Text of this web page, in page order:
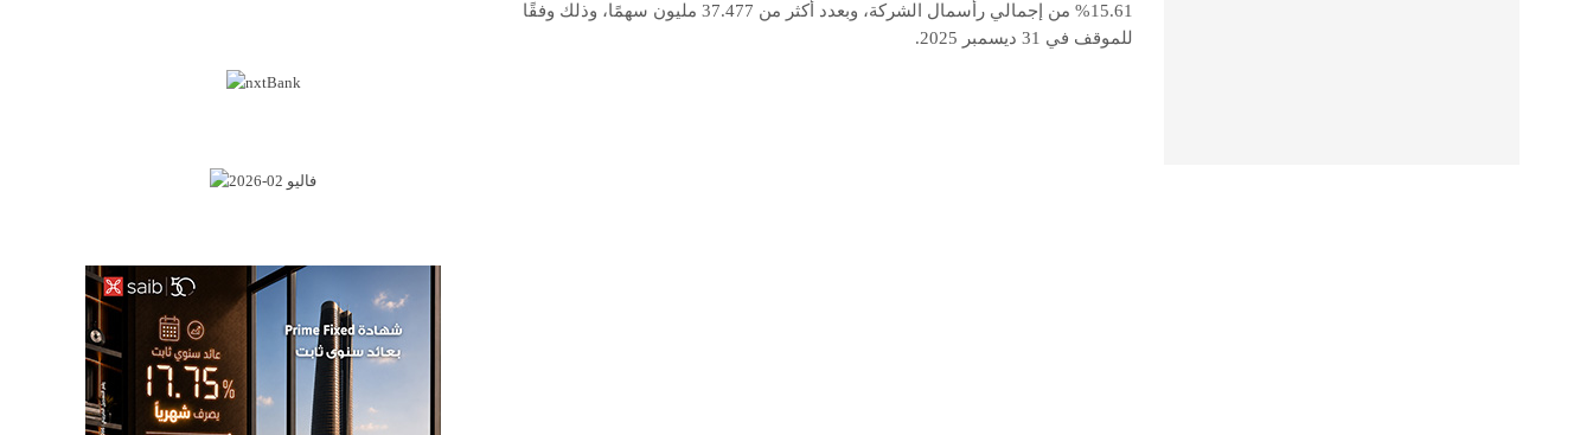
15.61% من إجمالي رأسمال الشركة، وبعدد أكثر من 37.477 مليون سهمًا، وذلك وفقًا
للموقف في 31 ديسمبر 2025.